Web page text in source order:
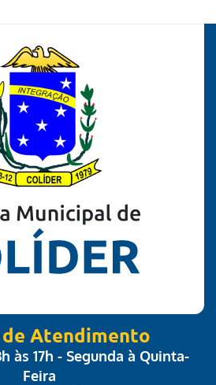
Atendimento
às 17h - Segunda à Quinta-
Feira